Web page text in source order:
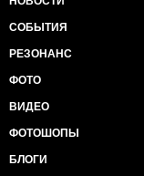
СОБЫТИЯ
РЕЗОНАНС
ФОТО
ВИДЕО
ФОТОШОПЫ
БЛОГИ